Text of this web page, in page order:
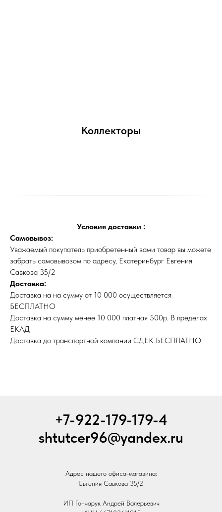
Коллекторы
Условия доставки :
Самовывоз:
Уважаемый покупатель приобретенный вами товар вы можете
забрать самовывозом по адресу, Екатеринбург Евгения
Савкова 35/2
Доставка:
Доставка на на сумму от 10 000 осуществляется
БЕСПЛАТНО
Доставка на сумму менее 10 000 платная 500р. В пределах
ЕКАД
Доставка до транспортной компании СДЕК БЕСПЛАТНО
+7-922-179-179-4
shtutcer96@yandex.ru
Адрес нашего офиса-магазина:
Евгения Савкова 35/2
ИП Гончарук Андрей Валерьевич